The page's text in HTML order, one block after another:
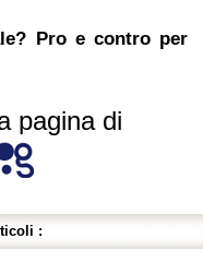
Pro e contro per
pagina di
: